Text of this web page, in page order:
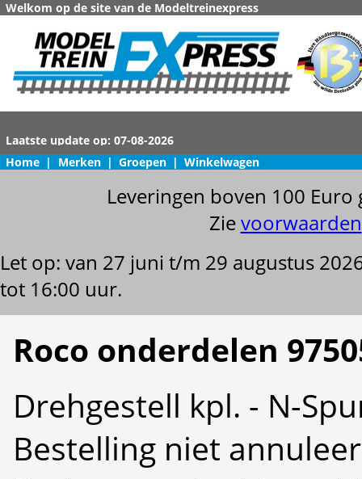
Welkom op de site van de Modeltreinexpress
Home | Merken | Groepen | Winkelwagen
Leveringen boven 100
Zievoorwaarden
Let op: van 27 juni t/m 29 augustus
tot 16:00 uur.
Roco onderdelen
Drehgestell kpl. - N-
Bestelling niet